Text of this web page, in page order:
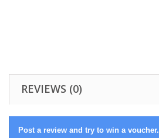
REVIEWS (0)
Post a review and try to win a voucher.